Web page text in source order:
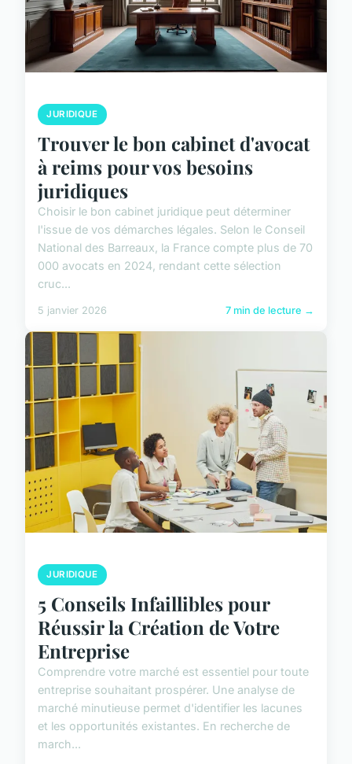
JURIDIQUE
Trouver le bon cabinet d'avocat
à reims pour vos besoins
juridiques
Choisir le bon cabinet juridique peut déterminer
l'issue de vos démarches légales. Selon le Conseil
National des Barreaux, la France compte plus de 70
000 avocats en 2024, rendant cette sélection
cruc...
5 janvier 2026 7 min de lecture →
JURIDIQUE
5 Conseils Infaillibles pour
Réussir la Création de Votre
Entreprise
Comprendre votre marché est essentiel pour toute
entreprise souhaitant prospérer. Une analyse de
marché minutieuse permet d'identifier les lacunes
et les opportunités existantes. En recherche de
march...